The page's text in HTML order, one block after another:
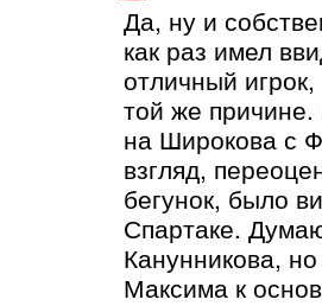
Да, ну и
как раз имел
отличный
той же причине.
на Широкова с
взгляд,
бегунок, было
Спартаке.
Канунникова,
Максима к